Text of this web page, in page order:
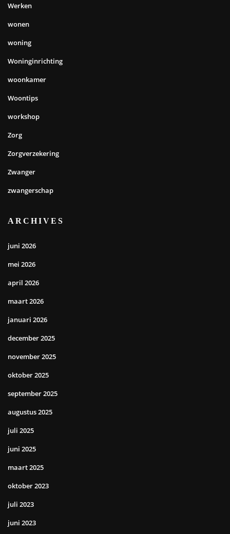
Werken
wonen
woning
Woninginrichting
woonkamer
Woontips
workshop
Zorg
Zorgverzekering
Zwanger
zwangerschap
ARCHIVES
juni 2026
mei 2026
april 2026
maart 2026
januari 2026
december 2025
november 2025
oktober 2025
september 2025
augustus 2025
juli 2025
juni 2025
maart 2025
oktober 2023
juli 2023
juni 2023